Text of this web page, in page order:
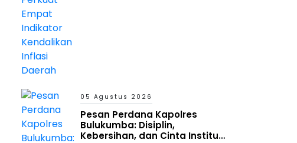
05 Agustus 2026
Pesan Perdana Kapolres
Bulukumba: Disiplin,
Kebersihan, dan Cinta Institusi